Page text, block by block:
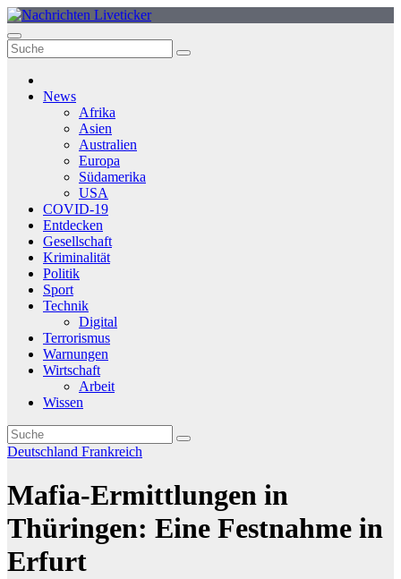
Zum
Inhalt
springen
News
Afrika
Asien
Australien
Europa
Südamerika
USA
COVID-19
Entdecken
Gesellschaft
Kriminalität
Politik
Sport
Technik
Digital
Terrorismus
Warnungen
Wirtschaft
Arbeit
Wissen
Deutschland Frankreich
Mafia-Ermittlungen in
Thüringen: Eine Festnahme in
Erfurt